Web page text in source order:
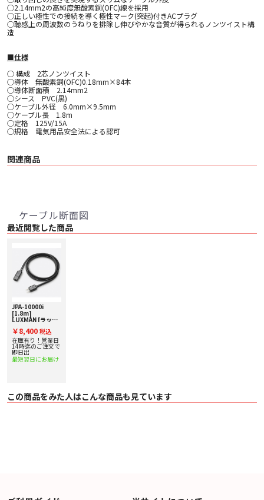
○2.14mm2の⾼純度無酸素銅(OFC)線を採⽤
○正しい極性での接続を導く極性マーク(突起)付きACプラグ
○聴感上の周波数のうねりを排除し伸びやかな⾳質が得られるノンツイスト構
造
■仕様
○ 構成 2芯ノンツイスト
○導体 無酸素銅(OFC)0.18mm×84本
○導体断面積 2.14mm2
○シース PVC(黒)
○ケーブル外径 6.0mm×9.5mm
○ケーブル長 1.8m
○定格 125V/15A
○規格 電気用品安全法による認可
関連商品
ケーブル断面図
最近閲覧した商品
JPA-10000i
[1.8m]
LUXMAN [ラック
ケーブル
￥8,400 税込
在庫有り！営業日
14時迄のご注文で
即日出
最短翌日にお届け
この商品をみた人はこんな商品も見ています